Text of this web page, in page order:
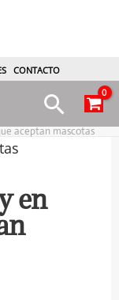
CONTACTO
aceptan mascotas
en